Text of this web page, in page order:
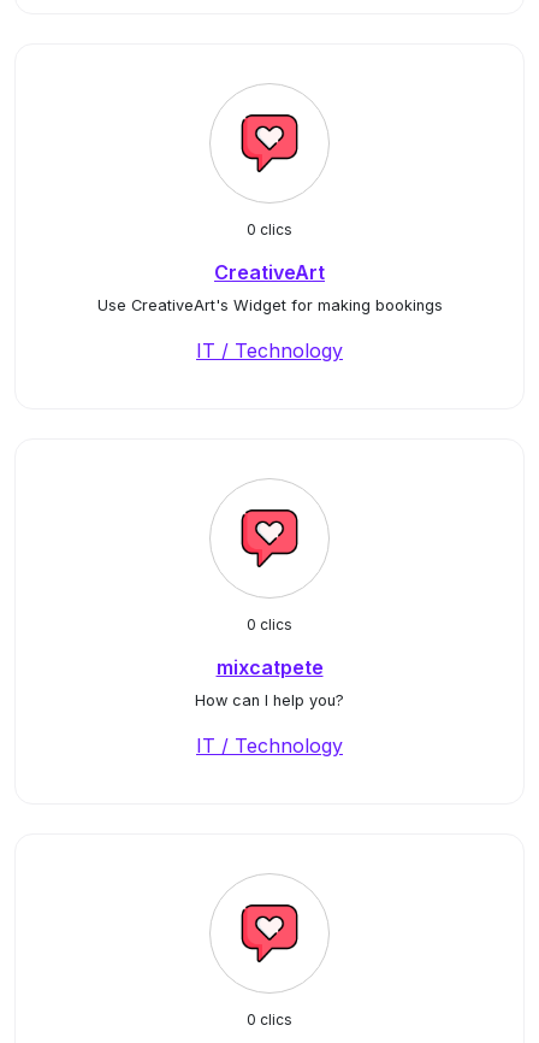
0 clics
CreativeArt
Use CreativeArt's Widget for making bookings
IT / Technology
0 clics
mixcatpete
How can I help you?
IT / Technology
0 clics